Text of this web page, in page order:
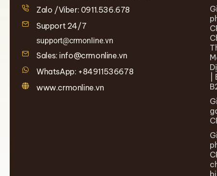
Zalo /Viber: 0911.536.678
Support 24/7
support@crmonline.vn
Sales: info@crmonline.vn
WhatsApp: +84911536678
www.crmonline.vn